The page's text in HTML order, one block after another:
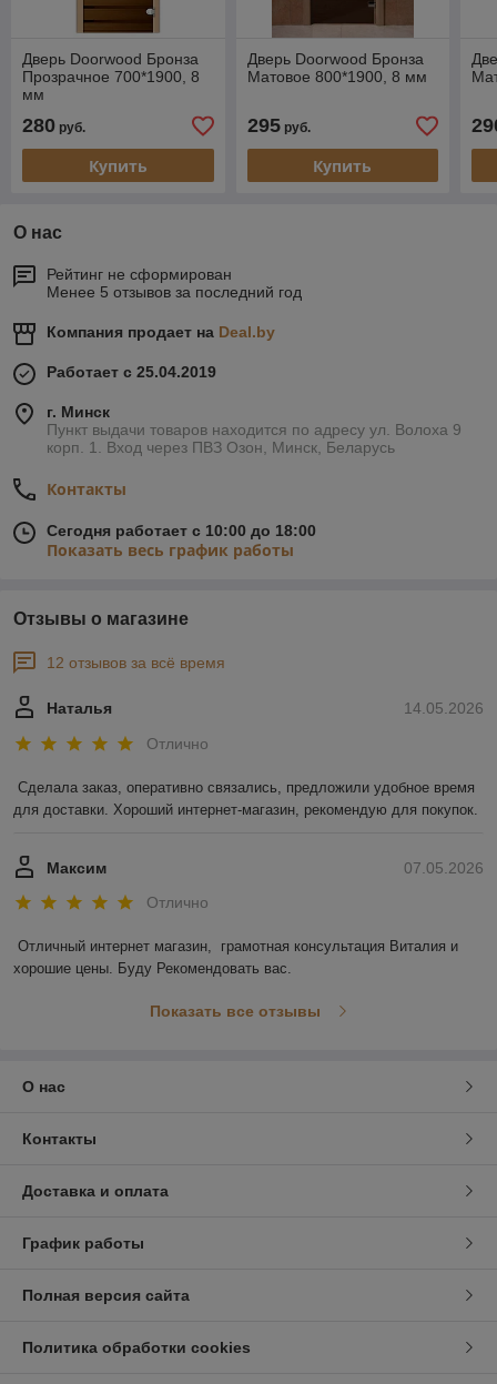
Дверь Doorwood Бронза
Прозрачное 700*1900, 8
мм
280 руб.
Купить
Дверь Doorwood Бронза
Матовое 800*1900, 8 мм
295руб.
Купить
О нас
Рейтинг не сформирован
Менее 5 отзывов за последний год
Компания продает на Deal.by
Работает с 25.04.2019
г. Минск
Пункт выдачи товаров находится по адресу ул. Волоха 9
корп. 1. Вход через ПВЗ Озон, Минск, Беларусь
Контакты
Сегодня работает с 10:00 до 18:00
Показать весь график работы
Отзывы о магазине
12 отзывов за всё время
14.05.2026
Наталья
Отлично
Сделала заказ, оперативно связались, предложили удобное время
для доставки. Хороший интернет-магазин, рекомендую для покупок.
07.05.2026
Максим
Отлично
Отличный интернет магазин,  грамотная консультация Виталия и
хорошие цены. Буду Рекомендовать вас.
Показать все отзывы
О нас
Контакты
Доставка и оплата
График работы
Полная версия сайта
Политика обработки cookies